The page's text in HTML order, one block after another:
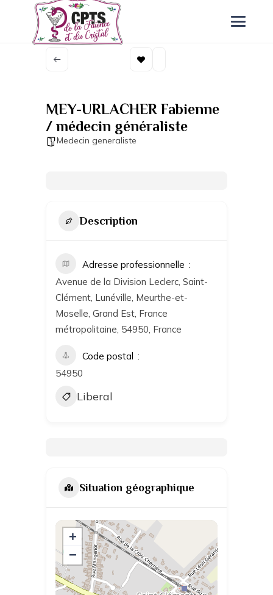
MEY-URLACHER Fabienne
/ médecin généraliste
Medecin generaliste
Description
Adresse professionnelle
Avenue de la Division Leclerc, Saint-
Clément, Lunéville, Meurthe-et-
Moselle, Grand Est, France
métropolitaine, 54950, France
Code postal
54950
Liberal
Situation géographique
+
−